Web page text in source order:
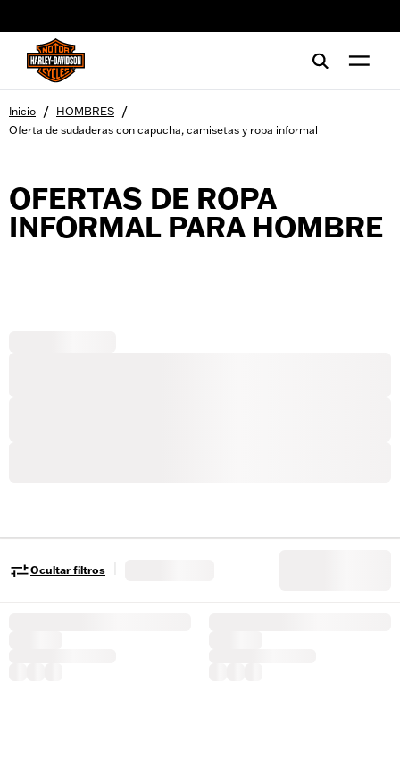
Inicio / HOMBRES /
Oferta de sudaderas con capucha, camisetas y ropa informal
OFERTAS DE ROPA
INFORMAL PARA HOMBRE
Ocultar filtros